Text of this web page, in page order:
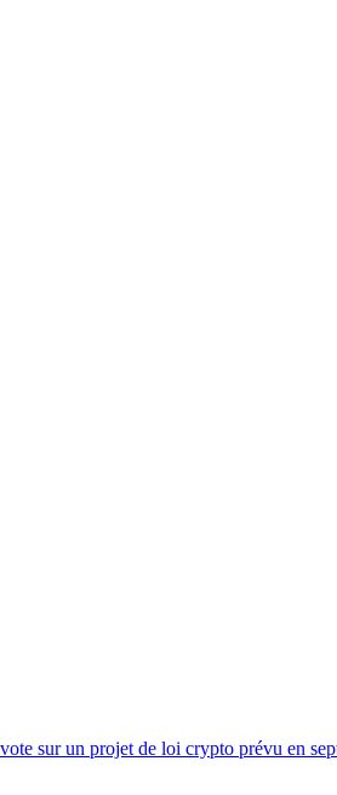
sur un projet de loi crypto prévu en